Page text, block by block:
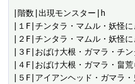
|階数|出現モンスター|h
|１F|チンタラ・マムル・妖怪
|２F|チンタラ・マムル・妖怪
|３F|おばけ大根・ガマラ・チ
|４F|おばけ大根・ガマラ・畠
|５F|アイアンヘッド・ガマラ